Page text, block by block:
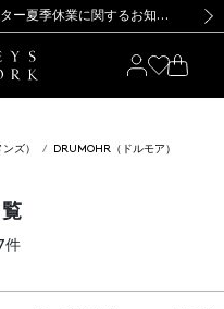
新規登録のお客様も対象！＜MY BARNEYS＞会員のお客様は11,000円（税込）以上のお買上げで常時送料無料！お買い物の際は会員登録を！
お知らせ】(2026.8.7) 【オンラインストア カスタマーセンター夏季休業に関するお知らせ】（2026.8.7）
【夏季休業に伴う返品・交換承り一時停止のお知らせ】（2026.8.5）
るお荷物のお届けについて
ご案内・ご注意事項 新規登録のお客様も対象！＜MY BARNEYS＞会員のお客様は11,000円（税込）以上のお買上げで常時送料無料！お買い物の際は会員登録を！
お知らせ】(2026.8.7)
ズ） DRUMOHR（ドルモア）
件